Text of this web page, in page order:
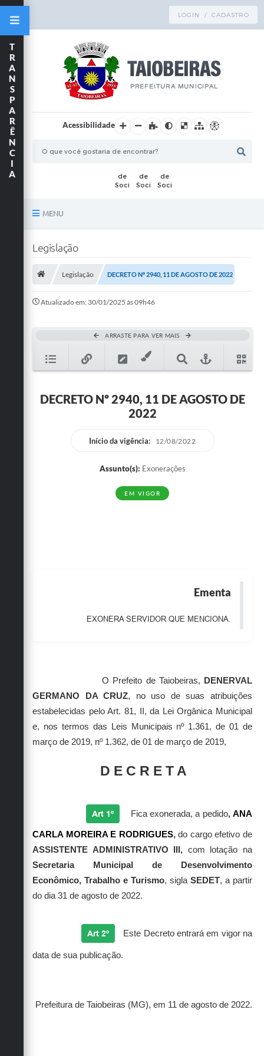
LOGIN / CADASTRO
Acessibilidade
MENU
Mapa do Site
SIC
Links
Telefones Úteis
Contato
Sala M. do Empreendedor
T
R
A
N
S
P
A
R
Ê
N
C
I
A
Legislação
Legislação DECRETO Nº 2940, 11 DE AGOSTO DE 2022
Atualizado em: 30/01/2025 às 09h46
ARRASTE PARA VER MAIS
DECRETO Nº 2940, 11 DE AGOSTO DE
2022
Início da vigência: 12/08/2022
Assunto(s): Exonerações
EM VIGOR
Ementa
EXONERA SERVIDOR QUE MENCIONA.
O Prefeito de Taiobeiras,
DENERVAL
GERMANO DA CRUZ, no uso de suas atribuições
estabelecidas pelo Art. 81, II, da Lei Orgânica Municipal
e, nos termos das Leis Municipais nº 1.361, de 01 de
março de 2019, nº 1.362, de 01 de março de 2019,
D E C R E T A
Art 1º Fica exonerada, a pedido, ANA
CARLA MOREIRA E RODRIGUES, do cargo efetivo de
ASSISTENTE ADMINISTRATIVO III, com lotação na
Secretaria Municipal de Desenvolvimento
Econômico, Trabalho e Turismo, sigla SEDET, a partir
do dia 31 de agosto de 2022.
Art 2º Este Decreto entrará em vigor na
data de sua publicação.
Prefeitura de Taiobeiras (MG), em 11 de agosto de 2022.